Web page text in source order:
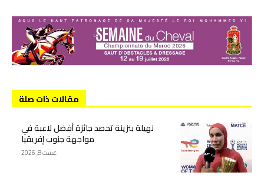
مقالات ذات صلة
نهيلة بنزينة تحصد جائزة أفضل لاعبة في
مواجهة جنوب إفريقيا
غشت 8, 2026